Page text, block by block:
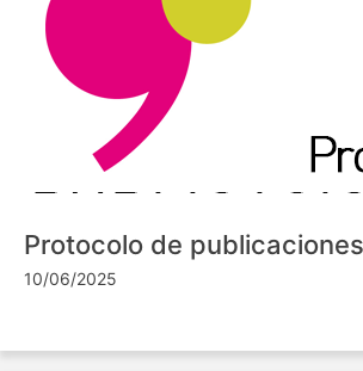
Protocolo de publicaciones
10/06/2025